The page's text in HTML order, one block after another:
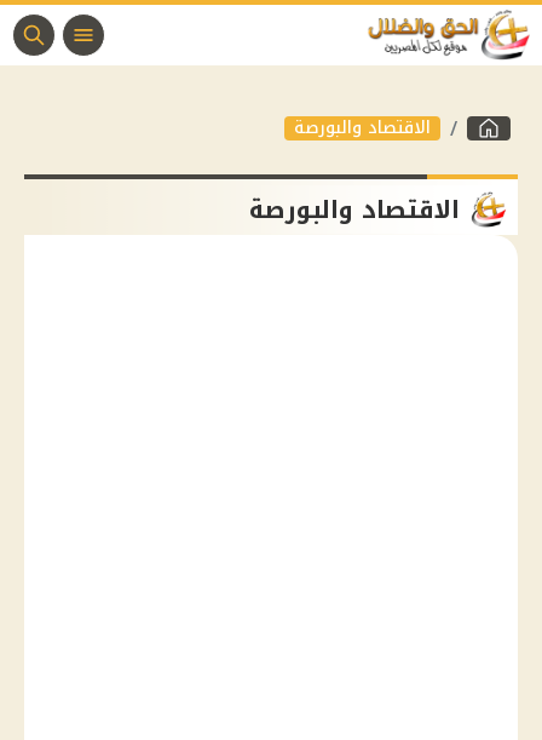
الاقتصاد والبورصة
الاقتصاد والبورصة